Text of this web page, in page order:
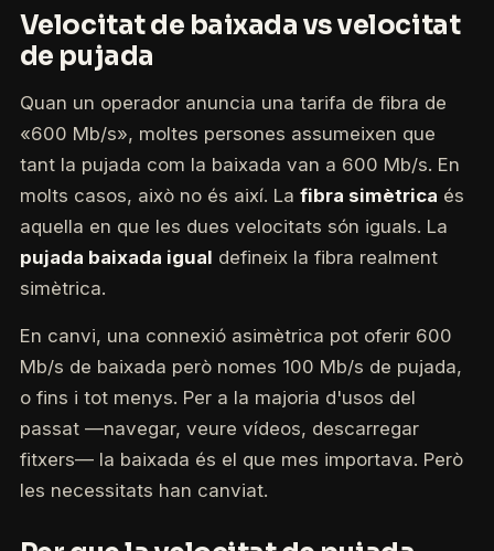
Velocitat de baixada vs velocitat
de pujada
Quan un operador anuncia una tarifa de fibra de
«600 Mb/s», moltes persones assumeixen que
tant la pujada com la baixada van a 600 Mb/s. En
molts casos, això no és així. La fibra simètrica és
aquella en que les dues velocitats són iguals. La
pujada baixada igual defineix la fibra realment
simètrica.
En canvi, una connexió asimètrica pot oferir 600
Mb/s de baixada però nomes 100 Mb/s de pujada,
o fins i tot menys. Per a la majoria d'usos del
passat —navegar, veure vídeos, descarregar
fitxers— la baixada és el que mes importava. Però
les necessitats han canviat.